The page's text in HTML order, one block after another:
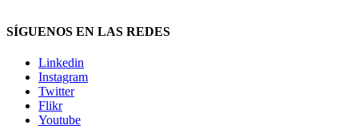
SÍGUENOS EN LAS REDES
Linkedin
Instagram
Twitter
Flikr
Youtube